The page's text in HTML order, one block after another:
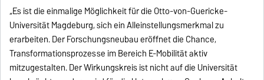
„Es ist die einmalige Möglichkeit für die Otto-von-Guericke-
Universität Magdeburg, sich ein Alleinstellungsmerkmal zu
erarbeiten. Der Forschungsneubau eröffnet die Chance,
Transformationsprozesse im Bereich E-Mobilität aktiv
mitzugestalten. Der Wirkungskreis ist nicht auf die Universität